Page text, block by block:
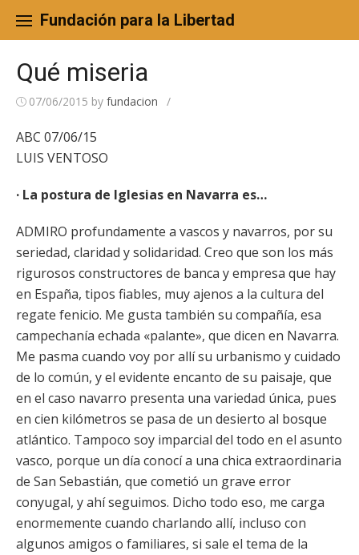
content
Fundación para la Libertad
Qué miseria
07/06/2015 by fundacion /
ABC 07/06/15
LUIS VENTOSO
· La postura de Iglesias en Navarra es…
ADMIRO profundamente a vascos y navarros, por su
seriedad, claridad y solidaridad. Creo que son los más
rigurosos constructores de banca y empresa que hay
en España, tipos fiables, muy ajenos a la cultura del
regate fenicio. Me gusta también su compañía, esa
campechanía echada «palante», que dicen en Navarra.
Me pasma cuando voy por allí su urbanismo y cuidado
de lo común, y el evidente encanto de su paisaje, que
en el caso navarro presenta una variedad única, pues
en cien kilómetros se pasa de un desierto al bosque
atlántico. Tampoco soy imparcial del todo en el asunto
vasco, porque un día conocí a una chica extraordinaria
de San Sebastián, que cometió un grave error
conyugal, y ahí seguimos. Dicho todo eso, me carga
enormemente cuando charlando allí, incluso con
algunos amigos o familiares, si sale el tema de la